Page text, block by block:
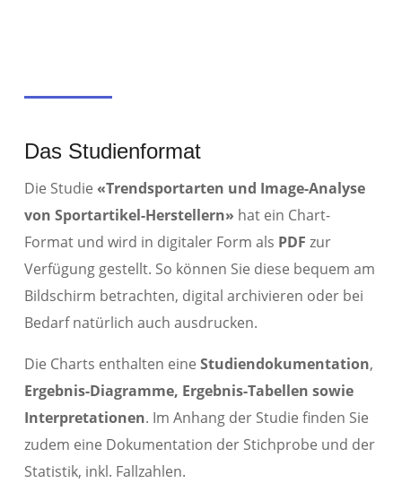
Das Studienformat
Die Studie «​Trendsportarten und Image-Analyse
von Sportartikel-Herstellern» hat ein Chart-
Format und wird in digitaler Form als PDF zur
Verfügung gestellt. So können Sie diese bequem am
Bildschirm betrachten, digital archivieren oder bei
Bedarf natürlich auch ausdrucken.
Die Charts enthalten eine Studiendokumentation,
Ergebnis-Diagramme, Ergebnis-Tabellen sowie
Interpretationen. Im Anhang der Studie finden Sie
zudem eine Dokumentation der Stichprobe und der
Statistik, inkl. Fallzahlen.